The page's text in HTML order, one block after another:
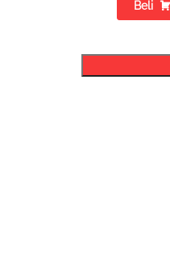
Beli